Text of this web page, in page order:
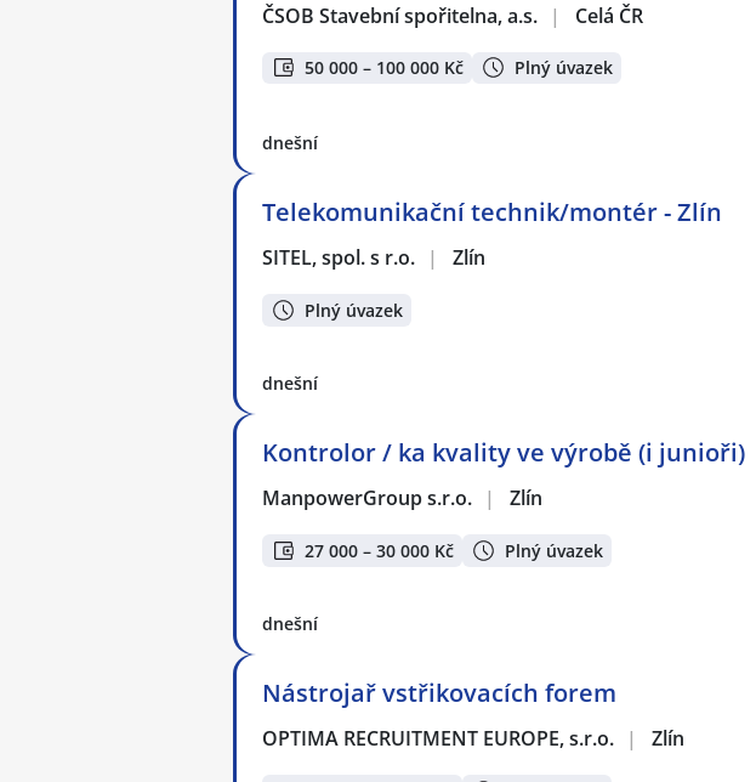
ČSOB Stavební spořitelna, a.s. | Celá ČR
50 000 – 100 000 Kč Plný úvazek
dnešní
Telekomunikační technik/montér - Zlín
SITEL, spol. s r.o. | Zlín
Plný úvazek
dnešní
Kontrolor / ka kvality ve výrobě (i junioři)
ManpowerGroup s.r.o. | Zlín
27 000 – 30 000 Kč Plný úvazek
dnešní
Nástrojař vstřikovacích forem
OPTIMA RECRUITMENT EUROPE, s.r.o. | Zlín